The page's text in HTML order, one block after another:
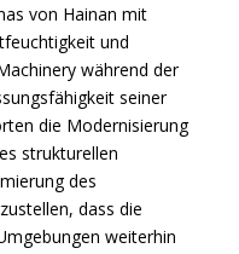
von Hainan mit
und
während der
seiner
die Modernisierung
strukturellen
des
dass die
weiterhin